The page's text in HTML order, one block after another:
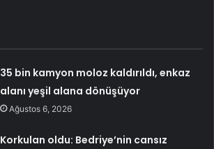
35 bin kamyon moloz kaldırıldı, enkaz
alanı yeşil alana dönüşüyor
Ağustos 6, 2026
Korkulan oldu: Bedriye’nin cansız